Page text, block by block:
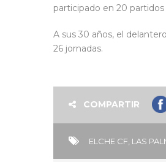
participado en 20
A sus 30 años, el
26 jornadas.
COMPARTIR
ELCHE CF LAS